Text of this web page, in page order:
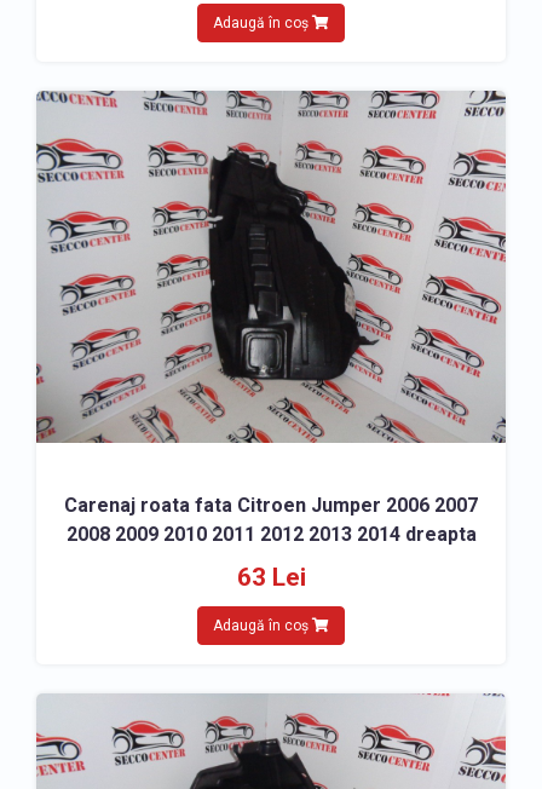
Adaugă în coș
Carenaj roata fata Citroen Jumper 2006 2007
2008 2009 2010 2011 2012 2013 2014 dreapta
63 Lei
Adaugă în coș